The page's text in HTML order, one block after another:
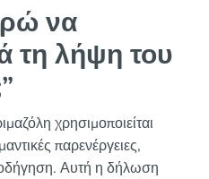
να
τη λήψη του
χρησιμοποιείται
παρενέργειες,
Αυτή η δήλωση